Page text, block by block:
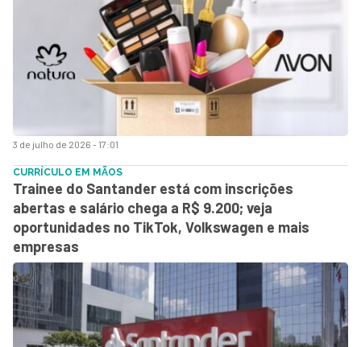
3 de julho de 2026 - 17:01
CURRÍCULO EM MÃOS
Trainee do Santander está com inscrições
abertas e salário chega a R$ 9.200; veja
oportunidades no TikTok, Volkswagen e mais
empresas